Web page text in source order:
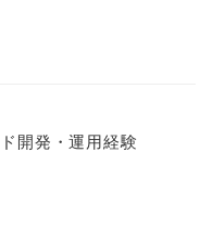
開発・運用経験